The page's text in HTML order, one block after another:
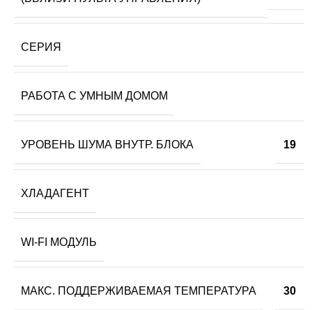
СЕРИЯ
РАБОТА С УМНЫМ ДОМОМ
УРОВЕНЬ ШУМА ВНУТР. БЛОКА 19
ХЛАДАГЕНТ
WI-FI МОДУЛЬ
МАКС. ПОДДЕРЖИВАЕМАЯ ТЕМПЕРАТУРА 30